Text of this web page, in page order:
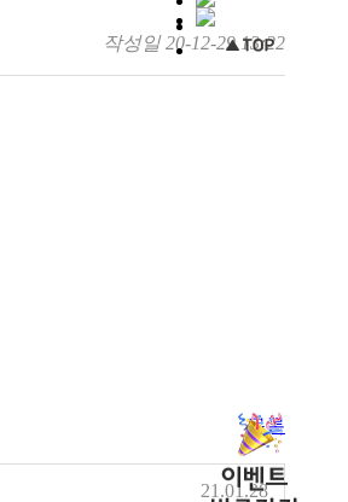
작성일20-12-29 13:22
목록
21.01.28